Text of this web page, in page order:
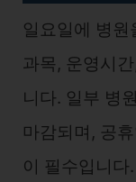
일요일에 병원
과목, 운영시
니다. 일부 병
마감되며, 공
이 필수입니다.